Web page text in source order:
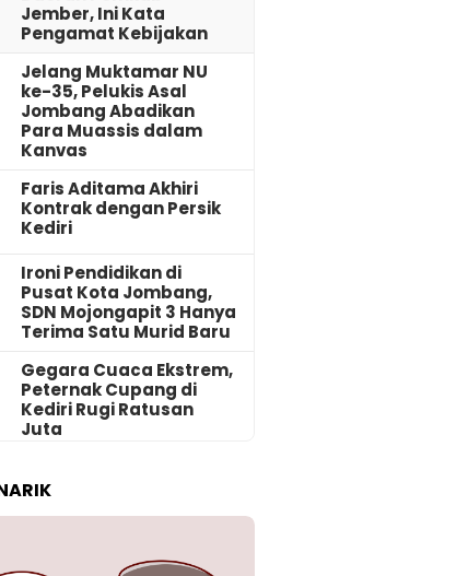
Jember, Ini Kata
Pengamat Kebijakan ‎
Jelang Muktamar NU
ke-35, Pelukis Asal
Jombang Abadikan
Para Muassis dalam
Kanvas
Faris Aditama Akhiri
Kontrak dengan Persik
Kediri
Ironi Pendidikan di
Pusat Kota Jombang,
SDN Mojongapit 3 Hanya
Terima Satu Murid Baru
‎Gegara Cuaca Ekstrem,
Peternak Cupang di
Kediri Rugi Ratusan
Juta